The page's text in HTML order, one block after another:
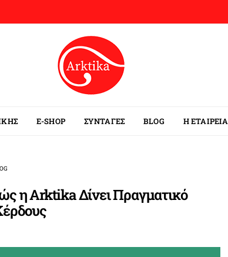
E-SHOP ΣΥΝΤΑΓΕΣ BLOG Η ΕΤΑΙΡΕΙΑ
η Arktika Δίνει Πραγματικό